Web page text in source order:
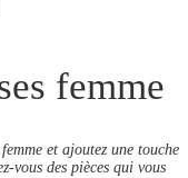
femme
et ajoutez une touche
vous des pièces qui vous